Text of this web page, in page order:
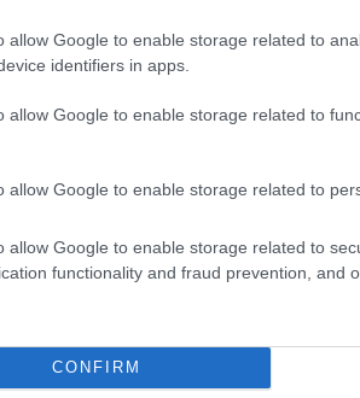
allow Google to enable storage related to
identifiers in apps.
allow Google to enable storage related to
allow Google to enable storage related to
allow Google to enable storage related to
functionality and fraud prevention, and
CONFIRM
03·09·2024 06:37